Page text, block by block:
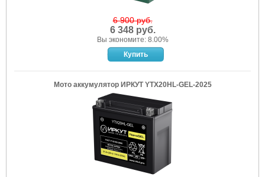
6 900 руб.
6 348 руб.
Вы экономите: 8.00%
Мото аккумулятор ИРКУТ YTX20HL-GEL-2025